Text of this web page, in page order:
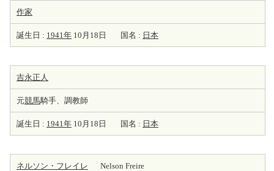
作家
誕生日 : 1941年 10月18日 国名 : 日本
吉永正人
元競馬騎手、調教師
誕生日 : 1941年 10月18日 国名 : 日本
ネルソン・フレイレ Nelson Freire